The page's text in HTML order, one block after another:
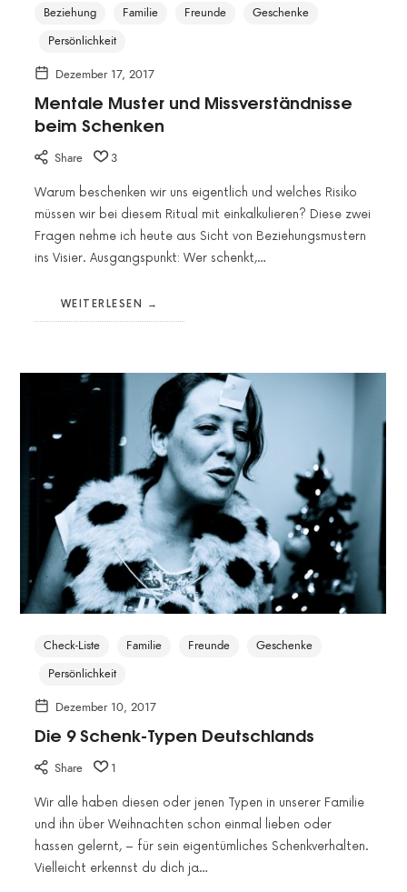
Beziehung Familie Freunde
Geschenke
Persönlichkeit
Dezember 17, 2017
Mentale Muster und Missverständnisse
beim Schenken
Share 3
Warum beschenken wir uns eigentlich und welches Risiko
müssen wir bei diesem Ritual mit einkalkulieren? Diese zwei
Fragen nehme ich heute aus Sicht von Beziehungsmustern
ins Visier. Ausgangspunkt: Wer schenkt,…
WEITERLESEN
Check-Liste Familie Freunde
Geschenke
Persönlichkeit
Dezember 10, 2017
Die 9 Schenk-Typen Deutschlands
Share 1
Wir alle haben diesen oder jenen Typen in unserer Familie
und ihn über Weihnachten schon einmal lieben oder
hassen gelernt, – für sein eigentümliches Schenkverhalten.
Vielleicht erkennst du dich ja…